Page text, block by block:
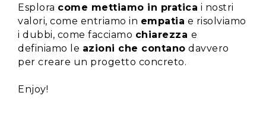
Esplora come mettiamo in pratica i nostri
valori, come entriamo in empatia e risolviamo
i dubbi, come facciamo chiarezza e
definiamo le azioni che contano davvero
per creare un progetto concreto.
Enjoy!